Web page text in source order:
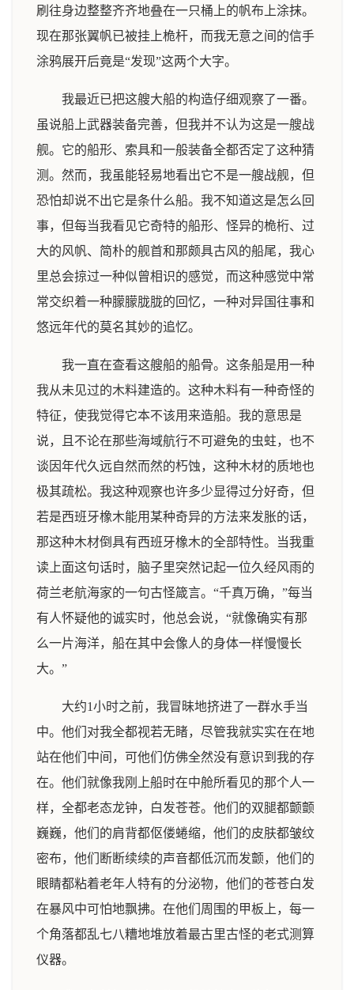
刷往身边整整齐齐地叠在一只桶上的帆布上涂抹。
现在那张翼帆已被挂上桅杆，而我无意之间的信手
涂鸦展开后竟是“发现”这两个大字。
我最近已把这艘大船的构造仔细观察了一番。
虽说船上武器装备完善，但我并不认为这是一艘战
舰。它的船形、索具和一般装备全都否定了这种猜
测。然而，我虽能轻易地看出它不是一艘战舰，但
恐怕却说不出它是条什么船。我不知道这是怎么回
事，但每当我看见它奇特的船形、怪异的桅桁、过
大的风帆、简朴的舰首和那颇具古风的船尾，我心
里总会掠过一种似曾相识的感觉，而这种感觉中常
常交织着一种朦朦胧胧的回忆，一种对异国往事和
悠远年代的莫名其妙的追忆。
我一直在查看这艘船的船骨。这条船是用一种
我从未见过的木料建造的。这种木料有一种奇怪的
特征，使我觉得它本不该用来造船。我的意思是
说，且不论在那些海域航行不可避免的虫蛀，也不
谈因年代久远自然而然的朽蚀，这种木材的质地也
极其疏松。我这种观察也许多少显得过分好奇，但
若是西班牙橡木能用某种奇异的方法来发胀的话，
那这种木材倒具有西班牙橡木的全部特性。当我重
读上面这句话时，脑子里突然记起一位久经风雨的
荷兰老航海家的一句古怪箴言。“千真万确，”每当
有人怀疑他的诚实时，他总会说，“就像确实有那
么一片海洋，船在其中会像人的身体一样慢慢长
大。”
大约1小时之前，我冒昧地挤进了一群水手当
中。他们对我全都视若无睹，尽管我就实实在在地
站在他们中间，可他们仿佛全然没有意识到我的存
在。他们就像我刚上船时在中舱所看见的那个人一
样，全都老态龙钟，白发苍苍。他们的双腿都颤颤
巍巍，他们的肩背都伛偻蜷缩，他们的皮肤都皱纹
密布，他们断断续续的声音都低沉而发颤，他们的
眼睛都粘着老年人特有的分泌物，他们的苍苍白发
在暴风中可怕地飘拂。在他们周围的甲板上，每一
个角落都乱七八糟地堆放着最古里古怪的老式测算
仪器。